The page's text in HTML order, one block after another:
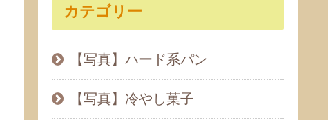
カテゴリー
【写真】ハード系パン
【写真】冷やし菓子